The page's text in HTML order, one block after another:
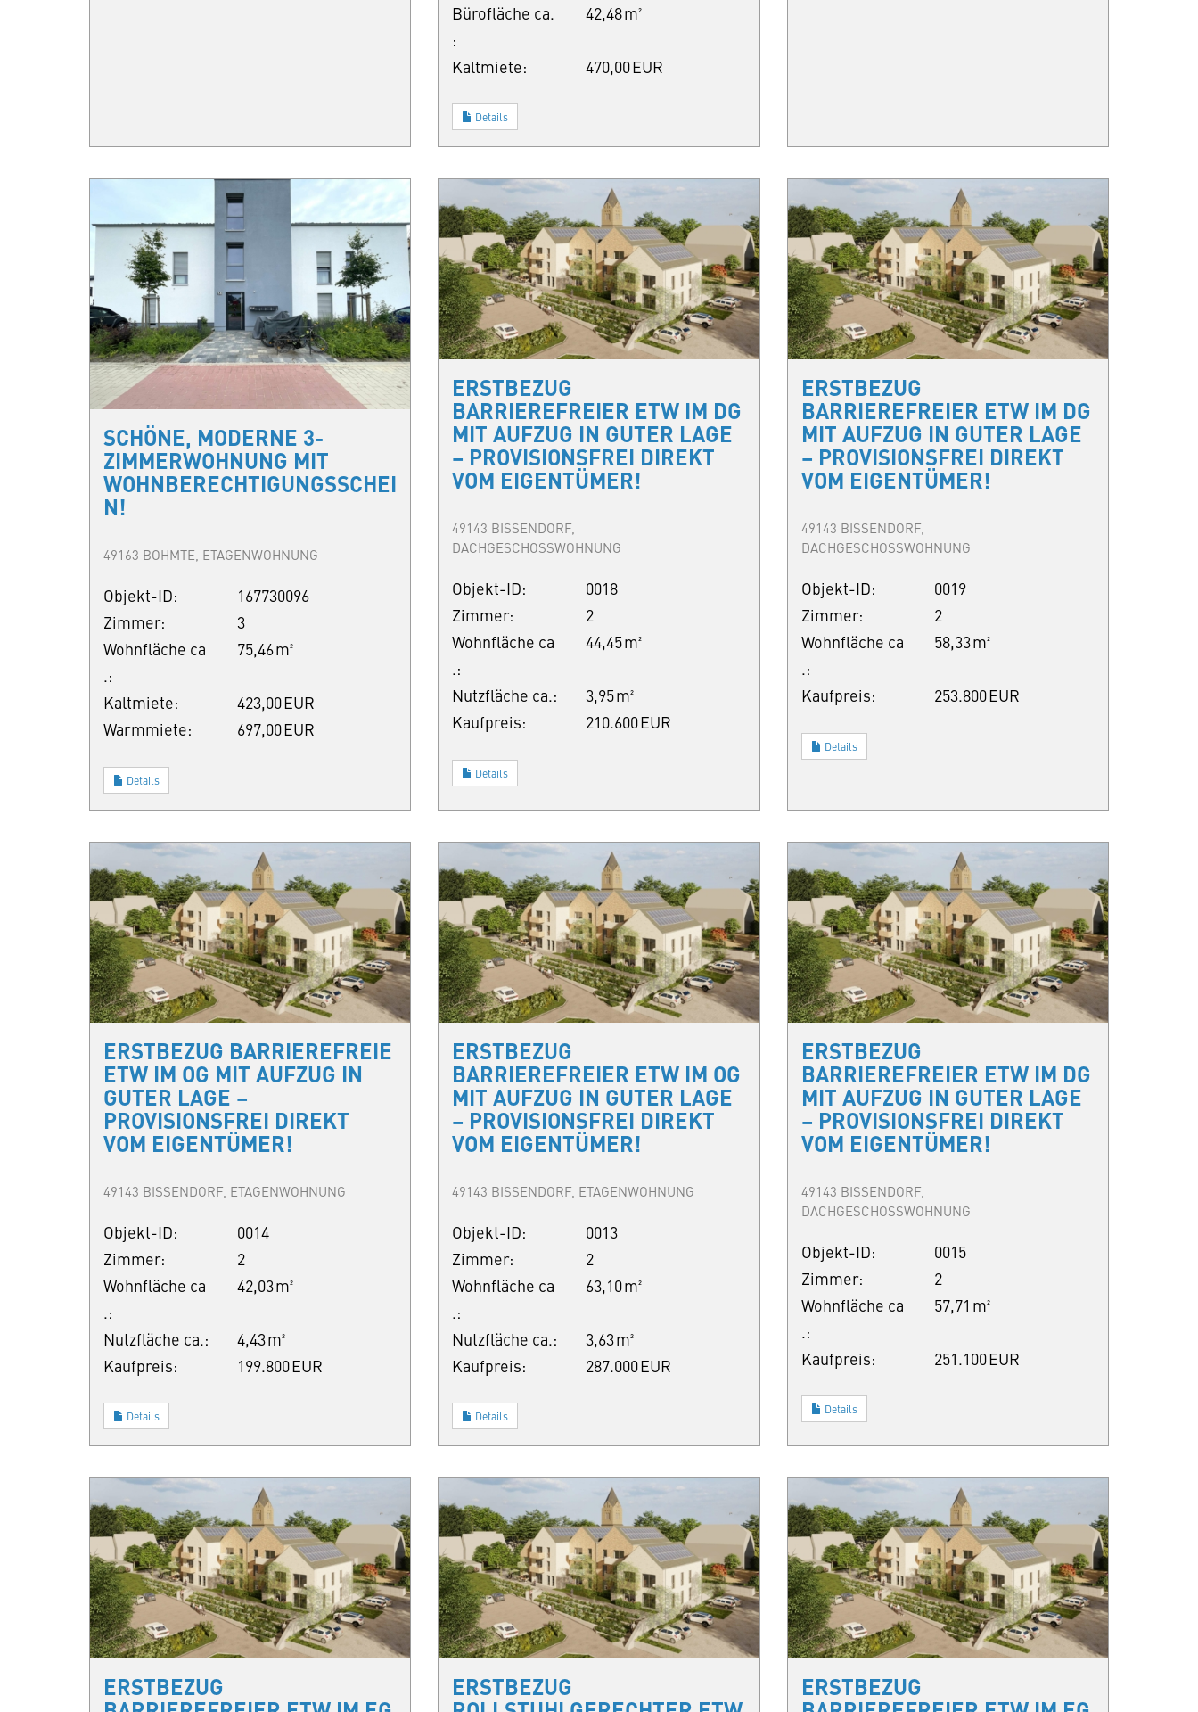
Bürofläche ca.
:
42,48 m²
Kaltmiete: 470,00 EUR
Details
SCHÖNE, MODERNE 3-
ZIMMERWOHNUNG MIT
WOHNBERECHTIGUNGSSCHEI
N!
49163 BOHMTE, ETAGENWOHNUNG
Objekt-ID:
167730096
Zimmer:
3
Wohnfläche ca
.:
75,46 m²
Kaltmiete:
423,00 EUR
Warmmiete:
697,00 EUR
Details
ERSTBEZUG
BARRIEREFREIER ETW IM DG
MIT AUFZUG IN GUTER LAGE
– PROVISIONSFREI DIREKT
VOM EIGENTÜMER!
49143 BISSENDORF,
DACHGESCHOSSWOHNUNG
Objekt-ID:
0018
Zimmer:
2
Wohnfläche ca
.:
44,45 m²
Nutzfläche ca.:
3,95 m²
Kaufpreis:
210.600 EUR
Details
ERSTBEZUG
BARRIEREFREIER ETW IM DG
MIT AUFZUG IN GUTER LAGE
– PROVISIONSFREI DIREKT
VOM EIGENTÜMER!
49143 BISSENDORF,
DACHGESCHOSSWOHNUNG
Objekt-ID:
0019
Zimmer:
2
Wohnfläche ca
.:
58,33 m²
Kaufpreis: 253.800 EUR
Details
ERSTBEZUG BARRIEREFREIE
ETW IM OG MIT AUFZUG IN
GUTER LAGE –
PROVISIONSFREI DIREKT
VOM EIGENTÜMER!
49143 BISSENDORF, ETAGENWOHNUNG
Objekt-ID:
0014
Zimmer:
2
Wohnfläche ca
.:
42,03 m²
Nutzfläche ca.:
4,43 m²
Kaufpreis:
199.800 EUR
Details
ERSTBEZUG
BARRIEREFREIER ETW IM OG
MIT AUFZUG IN GUTER LAGE
– PROVISIONSFREI DIREKT
VOM EIGENTÜMER!
49143 BISSENDORF, ETAGENWOHNUNG
Objekt-ID:
0013
Zimmer:
2
Wohnfläche ca
.:
63,10 m²
Nutzfläche ca.:
3,63 m²
Kaufpreis:
287.000 EUR
Details
ERSTBEZUG
BARRIEREFREIER ETW IM DG
MIT AUFZUG IN GUTER LAGE
– PROVISIONSFREI DIREKT
VOM EIGENTÜMER!
49143 BISSENDORF,
DACHGESCHOSSWOHNUNG
Objekt-ID:
0015
Zimmer:
2
Wohnfläche ca
.:
57,71 m²
Kaufpreis: 251.100 EUR
Details
ERSTBEZUG ERSTBEZUG ERSTBEZUG